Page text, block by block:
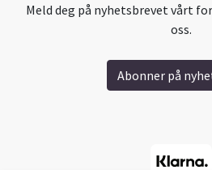
Meld deg på nyhetsbrevet vårt
oss.
Abonner på